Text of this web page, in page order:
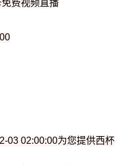
费视频直播
03 02:00:00为您提供西杯